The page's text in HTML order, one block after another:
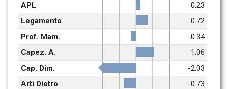
APL
0.23
Legamento
0.72
Prof. Mam.
-0.34
Capez. A.
1.06
Cap. Dim.
-2.03
Arti Dietro
-0.73